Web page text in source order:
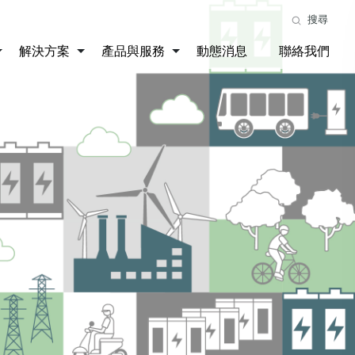
搜尋
解決方案 產品與服務 動態消息 聯絡我們